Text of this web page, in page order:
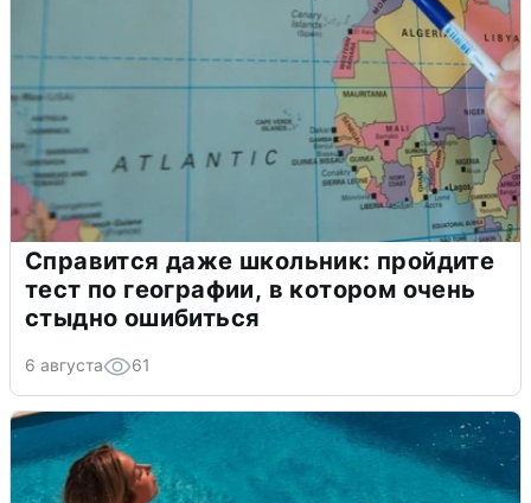
Справится даже школьник: пройдите
тест по географии, в котором очень
стыдно ошибиться
6 августа 61